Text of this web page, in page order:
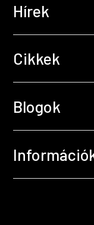
Hírek
Cikkek
Blogok